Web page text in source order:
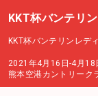
KKT杯バンテリ
KKT杯バンテリンレデ
2021年4月16日-4月18
熊本空港カントリーク